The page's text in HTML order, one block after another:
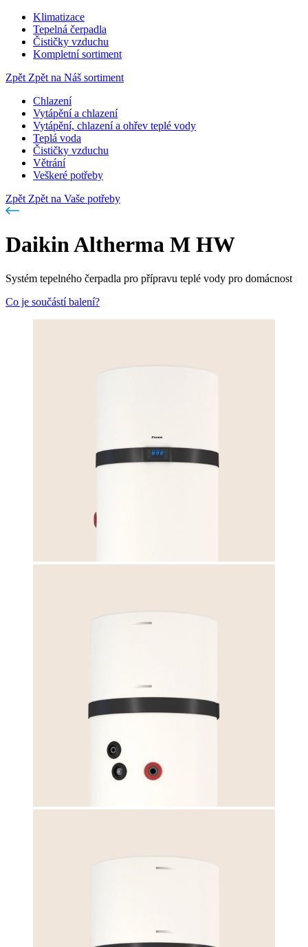
Klimatizace
Tepelná čerpadla
Čističky vzduchu
Kompletní sortiment
Zpět Zpět na Náš sortiment
Chlazení
Vytápění a chlazení
Vytápění, chlazení a ohřev teplé vody
Teplá voda
Čističky vzduchu
Větrání
Veškeré potřeby
Zpět Zpět na Vaše potřeby
Daikin Altherma M HW
Systém tepelného čerpadla pro přípravu teplé vody pro domácnost
Co je součástí balení?